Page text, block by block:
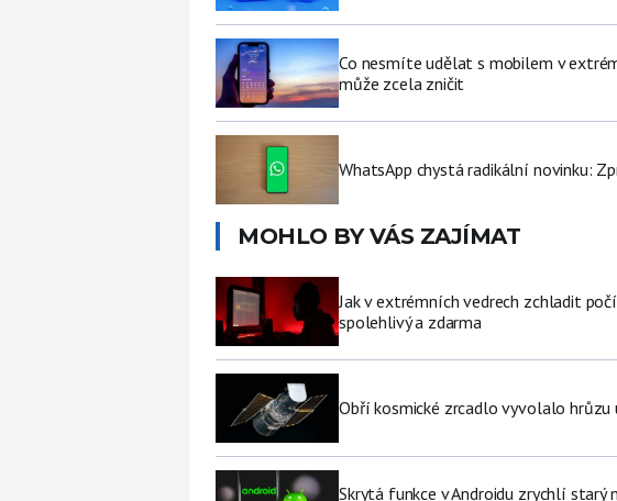
Co nesmíte udělat s mobilem v
může zcela zničit
WhatsApp chystá radikální novinku:
MOHLO BY VÁS ZAJÍMAT
Jak v extrémních vedrech zchladit
spolehlivý a zdarma
Obří kosmické zrcadlo vyvolalo hrůzu
Skrytá funkce v Androidu zrychlí